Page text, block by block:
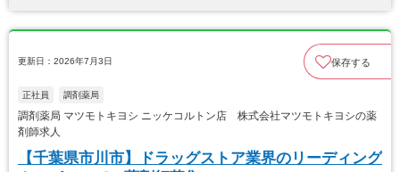
更新日：2026年7月3日 保存する
正社員 調剤薬局
調剤薬局 マツモトキヨシ ニッケコルトン店 株式会社マツモトキヨシの薬
剤師求人
【千葉県市川市】ドラッグストア業界のリーディング